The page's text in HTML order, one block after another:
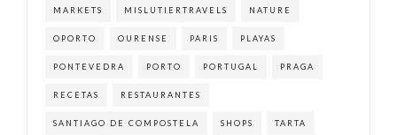
MARKETS MISLUTIERTRAVELS NATURE
OPORTO OURENSE PARIS PLAYAS
PONTEVEDRA PORTO PORTUGAL PRAGA
RECETAS RESTAURANTES
SANTIAGO DE COMPOSTELA SHOPS TARTA